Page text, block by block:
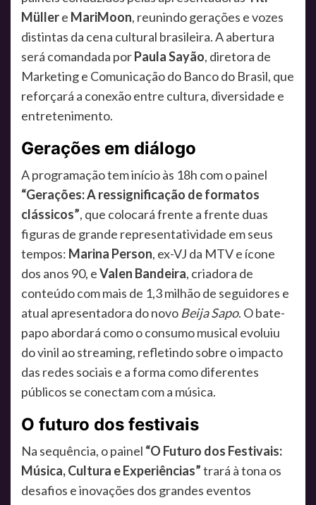
Müllere MariMoon, reunindo gerações e vozes
distintas da cena cultural brasileira. A abertura
será comandada porPaula Sayão, diretora de
Marketing e Comunicação do Banco do Brasil, que
reforçará a conexão entre cultura, diversidade e
entretenimento.
Gerações em diálogo
A programação tem início às 18h com o painel
“Gerações: A ressignificação de formatos
clássicos”, que colocará frente a frente duas
figuras de grande representatividade em seus
tempos: Marina Person, ex-VJ da MTV e ícone
dos anos 90, eValen Bandeira, criadora de
conteúdo com mais de 1,3 milhão de seguidores e
atual apresentadora do novo Beija Sapo. O bate-
papo abordará como o consumo musical evoluiu
do vinil ao streaming, refletindo sobre o impacto
das redes sociais e a forma como diferentes
públicos se conectam com a música.
O futuro dos festivais
Na sequência, o painel “O Futuro dos Festivais:
Música, Cultura e Experiências”trará à tona os
desafios e inovações dos grandes eventos